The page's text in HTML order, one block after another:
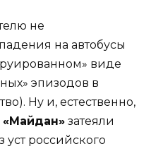
не
на автобусы
виде
эпизодов в
Ну и, естественно,
«Майдан» затеяли
российского